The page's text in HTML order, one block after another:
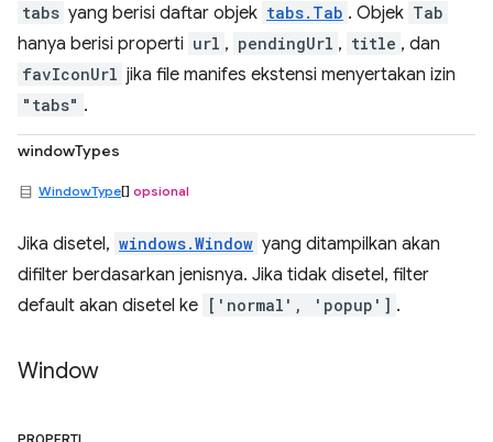
tabs yang berisi daftar objek tabs.Tab . Objek Tab
hanya berisi properti url , pendingUrl , title , dan
favIconUrl jika file manifes ekstensi menyertakan izin
"tabs" .
windowTypes
WindowType[] opsional
Jika disetel, windows.Window yang ditampilkan akan
difilter berdasarkan jenisnya. Jika tidak disetel, filter
default akan disetel ke ['normal', 'popup'] .
Window